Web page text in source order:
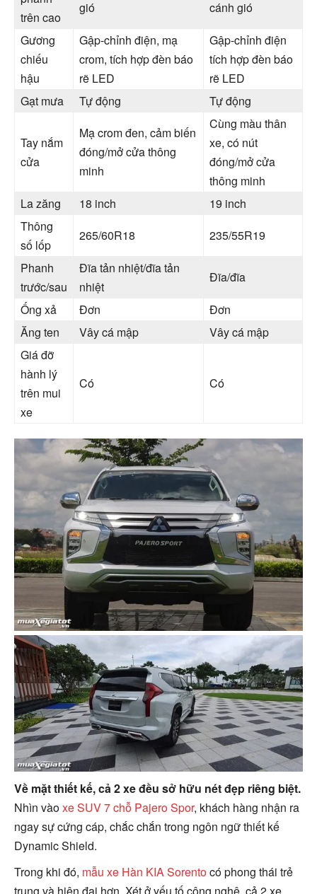
trên cao
gió
cánh gió
Gương
chiếu
hậu
Gập-chỉnh điện, mạ
crom, tích hợp đèn báo
rẽ LED
Gập-chỉnh điện
tích hợp đèn báo
rẽ LED
Gạt mưa
Tự động Tự động
Tay nắm
cửa
Mạ crom đen, cảm biến
đóng/mở cửa thông
minh
Cùng màu thân
xe, có nút
đóng/mở cửa
thông minh
La zăng
18 inch
19 inch
Thông
số lốp
265/60R18
235/55R19
Phanh
trước/sau
Đĩa tản nhiệt/đĩa tản
nhiệt
Đĩa/đĩa
Ống xả
Đơn
Đơn
Ăng ten
Vây cá mập
Vây cá mập
Giá đỡ
hành lý
trên mui
xe
Có Có
Về mặt thiết kế, cả 2 xe đều sở hữu nét đẹp riêng biệt.
Nhìn vàoxe SUV 7 chỗ Pajero Spor, khách hàng nhận ra
ngay sự cứng cáp, chắc chắn trong ngôn ngữ thiết kế
Dynamic Shield.
Trong khi đó, mẫu xe Hàn KIA Sorentocó phong thái trẻ
trung và hiện đại hơn. Xét ở yếu tố công nghệ, cả 2 xe